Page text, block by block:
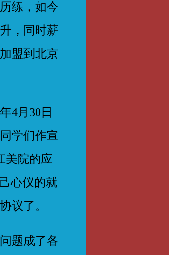
练，如今
，同时薪
盟到北京
4月30日
学们作宣
美院的应
心仪的就
议了。
题成了各